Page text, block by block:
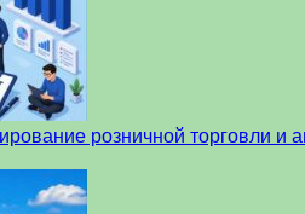
розничной торговли и